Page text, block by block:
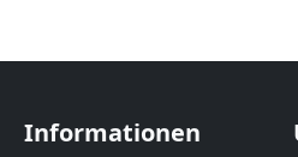
Informationen